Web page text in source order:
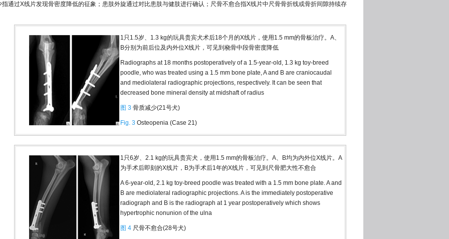
指通过X线片发现骨密度降低的征象；患肢外旋通过对比患肢与健肢进行确认；尺骨不愈合指X线片中尺骨骨折线或骨折间隙持续存
1只1.5岁、1.3 kg的玩具贵宾犬术后18个月的X线片，使用1.5 mm的骨板治疗。A、
B分别为前后位及内外位X线片，可见到桡骨中段骨密度降低
Radiographs at 18 months postoperatively of a 1.5-year-old, 1.3 kg toy-breed
poodle, who was treated using a 1.5 mm bone plate, A and B are craniocaudal
and mediolateral radiographic projections, respectively. It can be seen that
decreased bone mineral density at midshaft of radius
图 3 骨质减少(21号犬)
Fig. 3 Osteopenia (Case 21)
1只6岁、2.1 kg的玩具贵宾犬，使用1.5 mm的骨板治疗。A、B均为内外位X线片。A
为手术后即刻的X线片，B为手术后1年的X线片，可见到尺骨肥大性不愈合
A 6-year-old, 2.1 kg toy-breed poodle was treated with a 1.5 mm bone plate. A and
B are mediolateral radiographic projections. A is the immediately postoperative
radiograph and B is the radiograph at 1 year postoperatively which shows
hypertrophic nonunion of the ulna
图 4 尺骨不愈合(28号犬)